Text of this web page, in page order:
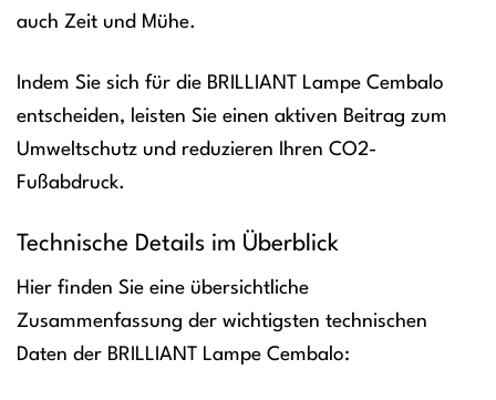
auch Zeit und Mühe.
Indem Sie sich für die BRILLIANT Lampe Cembalo
entscheiden, leisten Sie einen aktiven Beitrag zum
Umweltschutz und reduzieren Ihren CO2-
Fußabdruck.
Technische Details im Überblick
Hier finden Sie eine übersichtliche
Zusammenfassung der wichtigsten technischen
Daten der BRILLIANT Lampe Cembalo: